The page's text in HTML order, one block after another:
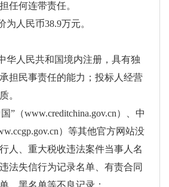
任何连带责任。
为人民币38.9万元。
华人民共和国境内注册，具有独
担民事责任的能力；投标人经营
。
”（www.creditchina.gov.cn）、中
）等其他官方网站没
人、重大税收违法案件当事人名
法失信行为记录名单、有责合同